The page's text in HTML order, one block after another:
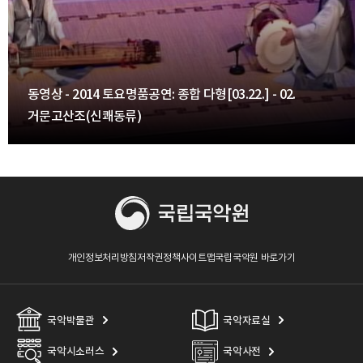
동영상 - 2014 토요명품공연: 종합 다형[03.22.] - 02.
거문고산조(신쾌동류)
개인정보처리방침저작권정책사이트맵국립국악원 바로가기
국악박물관 국악자료실
국악시소러스 국악사전